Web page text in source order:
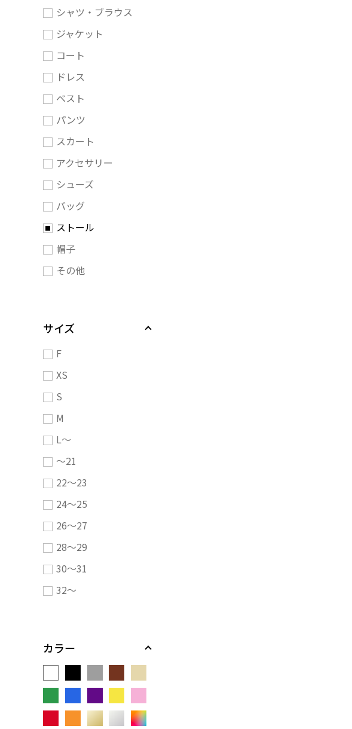
シャツ・ブラウス
ジャケット
コート
ドレス
ベスト
パンツ
スカート
アクセサリー
シューズ
バッグ
ストール
帽子
その他
サイズ
F
XS
S
M
L～
～21
22～23
24～25
26～27
28～29
30～31
32～
カラー